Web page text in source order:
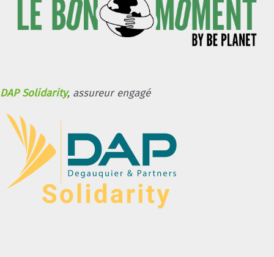
DAP Solidarity, assureur engagé